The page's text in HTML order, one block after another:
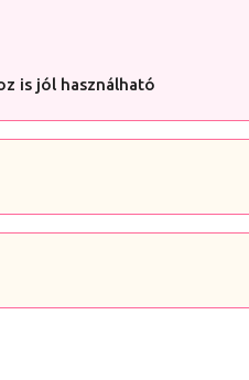
is jól használható